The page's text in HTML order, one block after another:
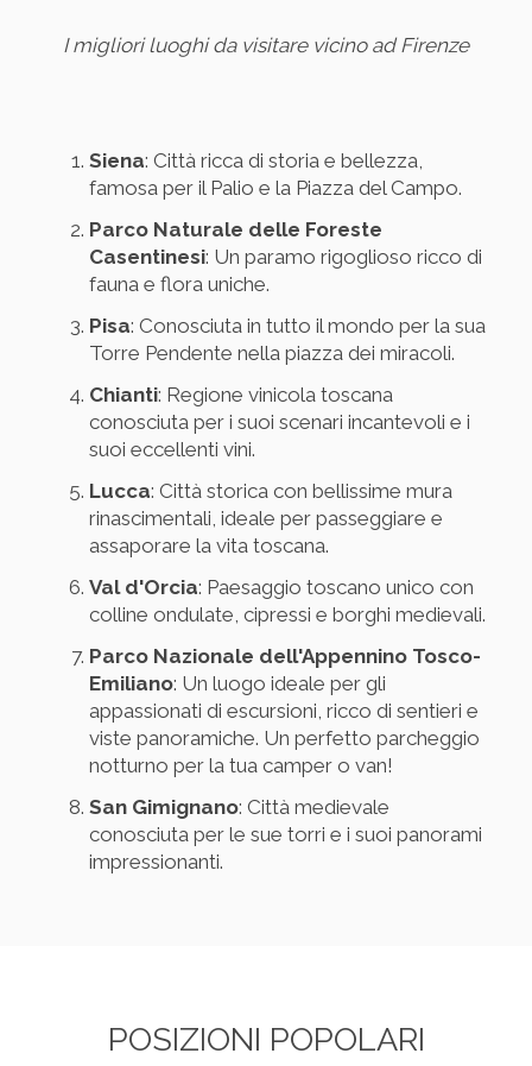
I migliori luoghi da visitare vicino ad Firenze
Siena: Città ricca di storia e bellezza,
famosa per il Palio e la Piazza del Campo.
Parco Naturale delle Foreste
Casentinesi: Un paramo rigoglioso ricco di
fauna e flora uniche.
Pisa: Conosciuta in tutto il mondo per la sua
Torre Pendente nella piazza dei miracoli.
Chianti: Regione vinicola toscana
conosciuta per i suoi scenari incantevoli e i
suoi eccellenti vini.
Lucca: Città storica con bellissime mura
rinascimentali, ideale per passeggiare e
assaporare la vita toscana.
Val d'Orcia: Paesaggio toscano unico con
colline ondulate, cipressi e borghi medievali.
Parco Nazionale dell'Appennino Tosco-
Emiliano: Un luogo ideale per gli
appassionati di escursioni, ricco di sentieri e
viste panoramiche. Un perfetto parcheggio
notturno per la tua camper o van!
San Gimignano: Città medievale
conosciuta per le sue torri e i suoi panorami
impressionanti.
POSIZIONI POPOLARI